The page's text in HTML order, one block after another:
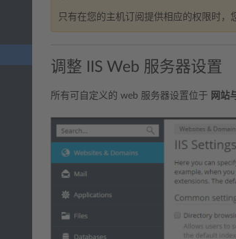
只有在您的主机订阅提供相应的权限时，
调整 IIS Web 服务器设置
所有可自定义的 web 服务器设置位于 网站